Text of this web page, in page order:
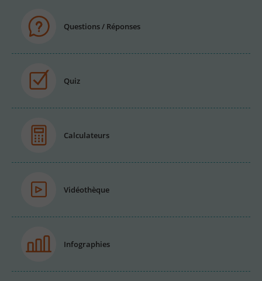
Questions / Réponses
Quiz
Calculateurs
Vidéothèque
Infographies